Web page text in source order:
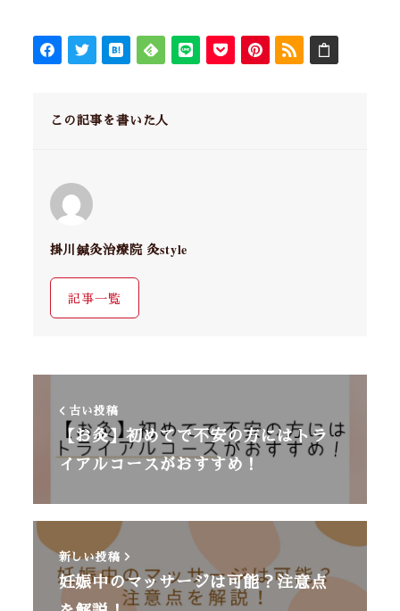
この記事を書いた人
掛川鍼灸治療院 灸style
記事一覧
古い投稿
【お灸】初めてで不安の方にはトラ
イアルコースがおすすめ！
新しい投稿
妊娠中のマッサージは可能？注意点